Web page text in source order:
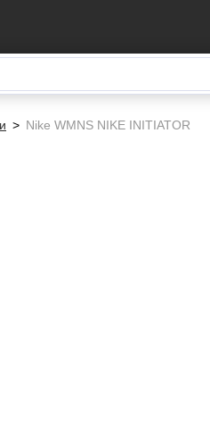
Nike WMNS NIKE INITIATOR